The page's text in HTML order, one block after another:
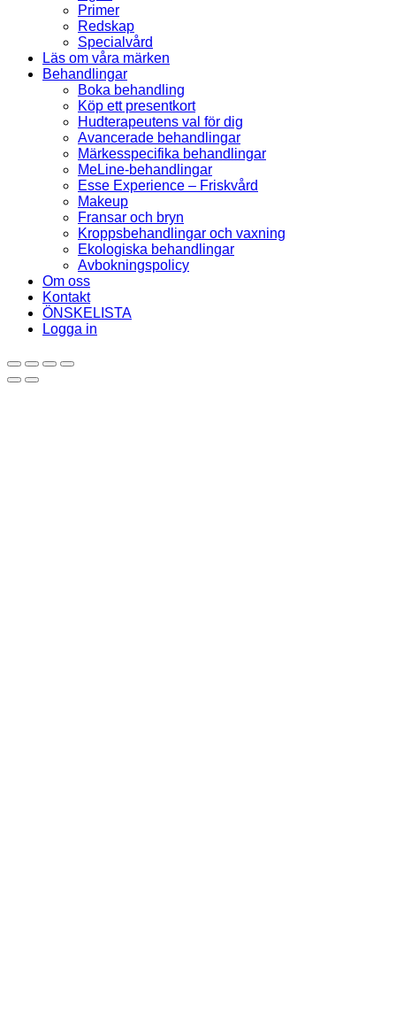
Primer
Redskap
Specialvård
Läs om våra märken
Behandlingar
Boka behandling
Köp ett presentkort
Hudterapeutens val för dig
Avancerade behandlingar
Märkesspecifika behandlingar
MeLine-behandlingar
Esse Experience – Friskvård
Makeup
Fransar och bryn
Kroppsbehandlingar och vaxning
Ekologiska behandlingar
Avbokningspolicy
Om oss
Kontakt
ÖNSKELISTA
Logga in